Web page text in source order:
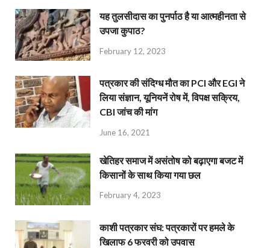
यह तुलसीदास का पुनर्पाठ है या आत्महीनता से
उपजा कुपाठ?
February 12, 2023
पत्रकार की संदिग्ध मौत का PCI और EGI ने
लिया संज्ञान, यूनियनें रोष में, विपक्ष सक्रिय,
CBI जांच की मांग
June 16, 2021
खेतिहर समाज में असंतोष को बढ़ाएगा बजट में
किसानों के साथ किया गया छल
February 4, 2023
काशी पत्रकार संघ: पत्रकारों पर हमले के
खिलाफ 6 फरवरी को उपवास